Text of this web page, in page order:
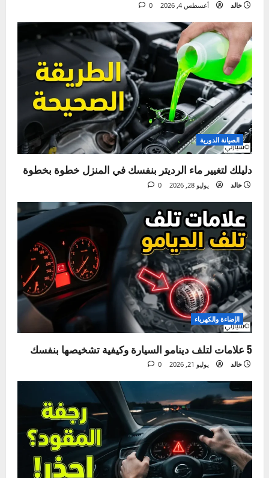
الإطارات والجنوط
صيانة الإطارات – خطأ بسيط قد يكلفك حياتك!
خالد أغسطس 4, 2026 0
الصيانة الدورية
دليلك لتغيير ماء الرديتر بنفسك في المنزل خطوة بخطوة
خالد يوليو 28, 2026 0
الإضاءة والكهرباء